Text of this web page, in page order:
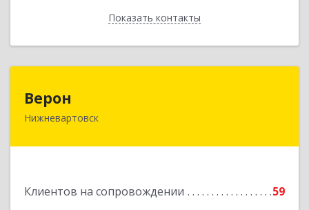
Показать контакты
Назад
Верон
Нижневартовск
Клиентов на сопровождении
59
628609, Ханты-Мансийский Автономный округ
Подробнее